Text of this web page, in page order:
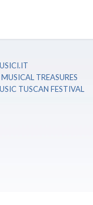
TREASURES
TUSCAN FESTIVAL